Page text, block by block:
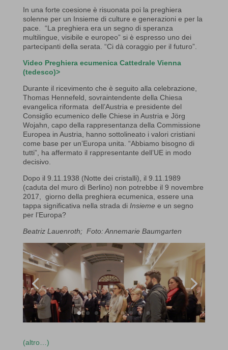
In una forte coesione è risuonata poi la preghiera
solenne per un Insieme di culture e generazioni e per la
pace. “La preghiera era un segno di speranza
multilingue, visibile e europeo” si è espresso uno dei
partecipanti della serata. “Ci dà coraggio per il futuro”.
Video Preghiera ecumenica Cattedrale Vienna
(tedesco)>
Durante il ricevimento che è seguito alla celebrazione,
Thomas Hennefeld, sovraintendente della Chiesa
evangelica riformata dell’Austria e presidente del
Consiglio ecumenico delle Chiese in Austria e Jörg
Wojahn, capo della rappresentanza della Commissione
Europea in Austria, hanno sottolineato i valori cristiani
come base per un’Europa unita. “Abbiamo bisogno di
tutti”, ha affermato il rappresentante dell’UE in modo
decisivo.
Dopo il 9.11.1938 (Notte dei cristalli), il 9.11.1989
(caduta del muro di Berlino) non potrebbe il 9 novembre
2017, giorno della preghiera ecumenica, essere una
tappa significativa nella strada di Insieme e un segno
per l’Europa?
Beatriz Lauenroth; Foto: Annemarie Baumgarten
(altro…)